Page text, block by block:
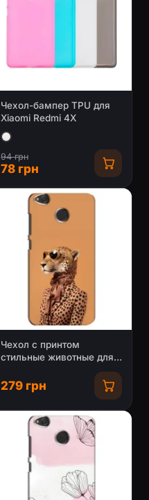
Чехол-бампер TPU для
Xiaomi Redmi 4X
94 грн
78 грн
Чехол с принтом
стильные животные для
279 грн